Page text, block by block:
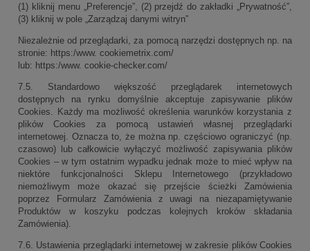
(1) kliknij menu „Preferencje”, (2) przejdź do zakładki „Prywatność”,
(3) kliknij w pole „Zarządzaj danymi witryn”
Niezależnie od przeglądarki, za pomocą narzędzi dostępnych np. na
stronie: https:/www. cookiemetrix.com/
lub: https:/www. cookie-checker.com/
7.5. Standardowo większość przeglądarek internetowych
dostępnych na rynku domyślnie akceptuje zapisywanie plików
Cookies. Każdy ma możliwość określenia warunków korzystania z
plików Cookies za pomocą ustawień własnej przeglądarki
internetowej. Oznacza to, że można np. częściowo ograniczyć (np.
czasowo) lub całkowicie wyłączyć możliwość zapisywania plików
Cookies – w tym ostatnim wypadku jednak może to mieć wpływ na
niektóre funkcjonalności Sklepu Internetowego (przykładowo
niemożliwym może okazać się przejście ścieżki Zamówienia
poprzez Formularz Zamówienia z uwagi na niezapamiętywanie
Produktów w koszyku podczas kolejnych kroków składania
Zamówienia).
7.6. Ustawienia przeglądarki internetowej w zakresie plików Cookies